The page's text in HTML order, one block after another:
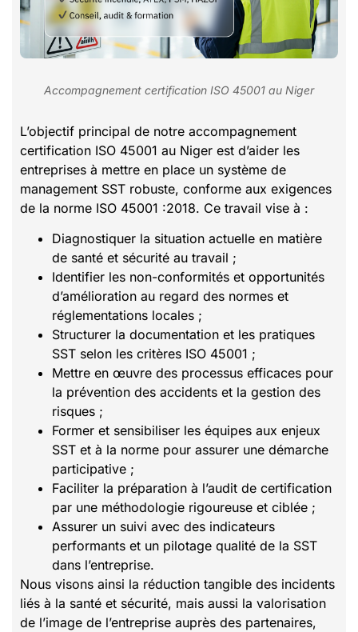
Accompagnement certification ISO 45001 au Niger
L’objectif principal de notre accompagnement
certification ISO 45001 au Niger est d’aider les
entreprises à mettre en place un système de
management SST robuste, conforme aux exigences
de la norme ISO 45001 :2018. Ce travail vise à :
Diagnostiquer la situation actuelle en matière
de santé et sécurité au travail ;
Identifier les non-conformités et opportunités
d’amélioration au regard des normes et
réglementations locales ;
Structurer la documentation et les pratiques
SST selon les critères ISO 45001 ;
Mettre en œuvre des processus efficaces pour
la prévention des accidents et la gestion des
risques ;
Former et sensibiliser les équipes aux enjeux
SST et à la norme pour assurer une démarche
participative ;
Faciliter la préparation à l’audit de certification
par une méthodologie rigoureuse et ciblée ;
Assurer un suivi avec des indicateurs
performants et un pilotage qualité de la SST
dans l’entreprise.
Nous visons ainsi la réduction tangible des incidents
liés à la santé et sécurité, mais aussi la valorisation
de l’image de l’entreprise auprès des partenaires,